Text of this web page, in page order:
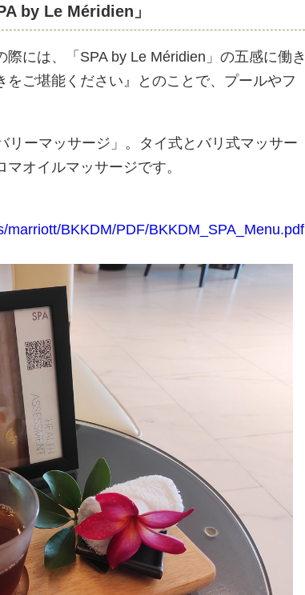
by Le Méridien」
際には、「SPA by Le Méridien」の五感に働き
ご堪能ください』とのことで、プールやフ
リーマッサージ」。タイ式とバリ式マッサー
オイルマッサージです。
BKKDM/PDF/BKKDM_SPA_Menu.pdf